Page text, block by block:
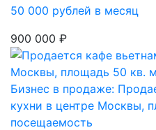
50 000 рублей в месяц
900 000 ₽
Бизнес в продаже:
кухни в центре Москвы,
посещаемость